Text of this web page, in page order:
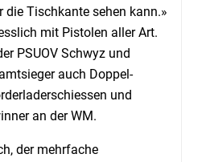
die Tischkante sehen kann.»
mit Pistolen aller Art.
PSUOV Schwyz und
auch Doppel-
und
an der WM.
der mehrfache